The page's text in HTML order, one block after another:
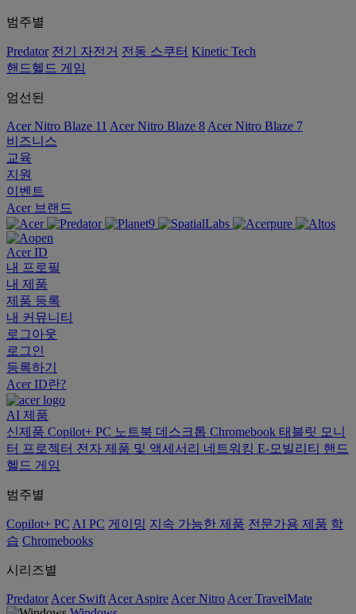
범주별
Predator 전기 자전거 전동 스쿠터 Kinetic Tech
핸드헬드 게임
엄선된
Acer Nitro Blaze 11 Acer Nitro Blaze 8 Acer Nitro Blaze 7
비즈니스
교육
지원
이벤트
Acer 브랜드
Acer ID
내 프로필
내 제품
제품 등록
내 커뮤니티
로그아웃
로그인
등록하기
Acer ID란?
AI 제품
신제품 Copilot+ PC 노트북 데스크톱 Chromebook 태블릿 모니
터 프로젝터 전자 제품 및 액세서리 네트워킹 E-모빌리티 핸드
헬드 게임
범주별
Copilot+ PC AI PC 게이밍 지속 가능한 제품 전문가용 제품 학
습 Chromebooks
시리즈별
Predator Acer Swift Acer Aspire Acer Nitro Acer TravelMate